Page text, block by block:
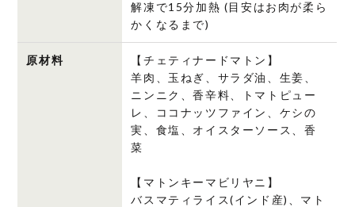
解凍で15分加熱 (目安はお肉が柔ら
かくなるまで)
原材料
【チェティナードマトン】
羊肉、玉ねぎ、サラダ油、生姜、
ニンニク、香辛料、トマトピュー
レ、ココナッツファイン、ケシの
実、食塩、オイスターソース、香
菜
【マトンキーマビリヤニ】
バスマティライス(インド産)、マト